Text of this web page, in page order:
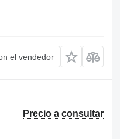
el vendedor
Precio a consultar